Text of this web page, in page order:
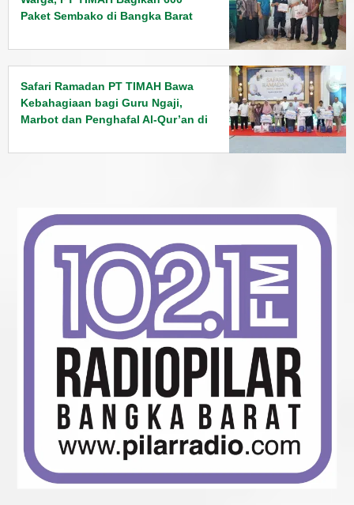
Paket Sembako di Bangka Barat
Safari Ramadan PT TIMAH Bawa
Kebahagiaan bagi Guru Ngaji,
Marbot dan Penghafal Al-Qur’an di